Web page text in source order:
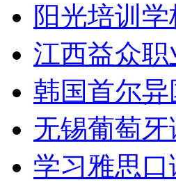
阳光培训
江西益众
韩国首尔
无锡葡萄
学习雅思